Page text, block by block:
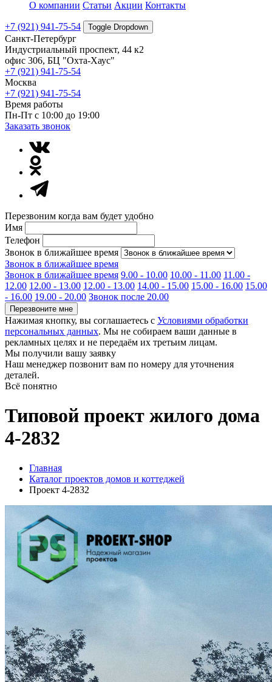
О компании Статьи Акции Контакты
+7 (921) 941-75-54 Toggle Dropdown
Санкт-Петербург
Индустриальный проспект, 44 к2
офис 306, БЦ "Охта-Хаус"
+7 (921) 941-75-54
Москва
+7 (921) 941-75-54
Время работы
Пн-Пт с 10:00 до 19:00
Заказать звонок
Перезвоним когда вам будет удобно
Имя
Телефон
Звонок в ближайшее время
Звонок в ближайшее время
Звонок в ближайшее время 9.00 - 10.00 10.00 - 11.00 11.00 -
12.00 12.00 - 13.00 12.00 - 13.00 14.00 - 15.00 15.00 - 16.00 15.00
- 16.00 19.00 - 20.00 Звонок после 20.00
Перезвоните мне
Нажимая кнопку, вы соглашаетесь с Условиями обработки
персональных данных. Мы не собираем ваши данные в
рекламных целях и не передаём их третьим лицам.
Мы получили вашу заявку
Наш менеджер позвонит вам по номеру для уточнения
деталей.
Всё понятно
Типовой проект жилого дома
4-2832
Главная
Каталог проектов домов и коттеджей
Проект 4-2832